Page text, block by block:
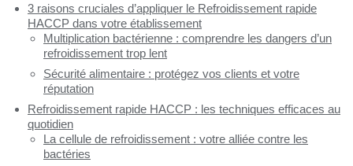
3 raisons cruciales d’appliquer le Refroidissement rapide
HACCP dans votre établissement
Multiplication bactérienne : comprendre les dangers d’un
refroidissement trop lent
Sécurité alimentaire : protégez vos clients et votre
réputation
Refroidissement rapide HACCP : les techniques efficaces au
quotidien
La cellule de refroidissement : votre alliée contre les
bactéries